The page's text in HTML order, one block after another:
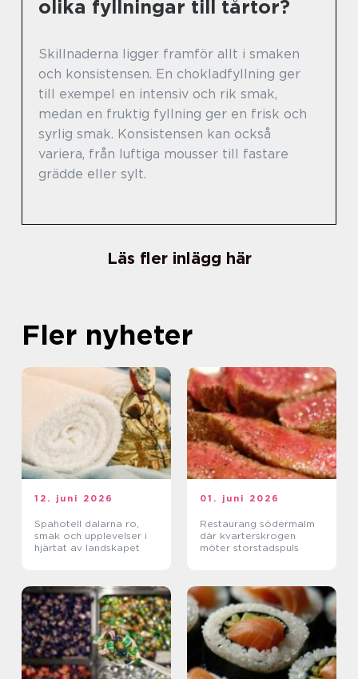
olika fyllningar till tårtor?
Skillnaderna ligger framför allt i smaken
och konsistensen. En chokladfyllning ger
till exempel en intensiv och rik smak,
medan en fruktig fyllning ger en frisk och
syrlig smak. Konsistensen kan också
variera, från luftiga mousser till fastare
grädde eller sylt.
Läs fler inlägg här
Fler nyheter
12. juni 2026
Spahotell dalarna ro,
smak och upplevelser i
hjärtat av landskapet
01. juni 2026
Restaurang södermalm
där kvarterskrogen
möter storstadspuls